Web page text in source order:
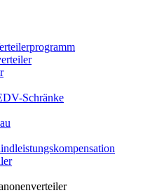
Schränke